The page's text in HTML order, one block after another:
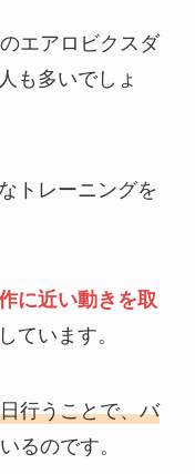
エアロビクスダ
も多いでしょ
トレーニングを
に近い動きを取
ています。
行うことで、バ
るのです。